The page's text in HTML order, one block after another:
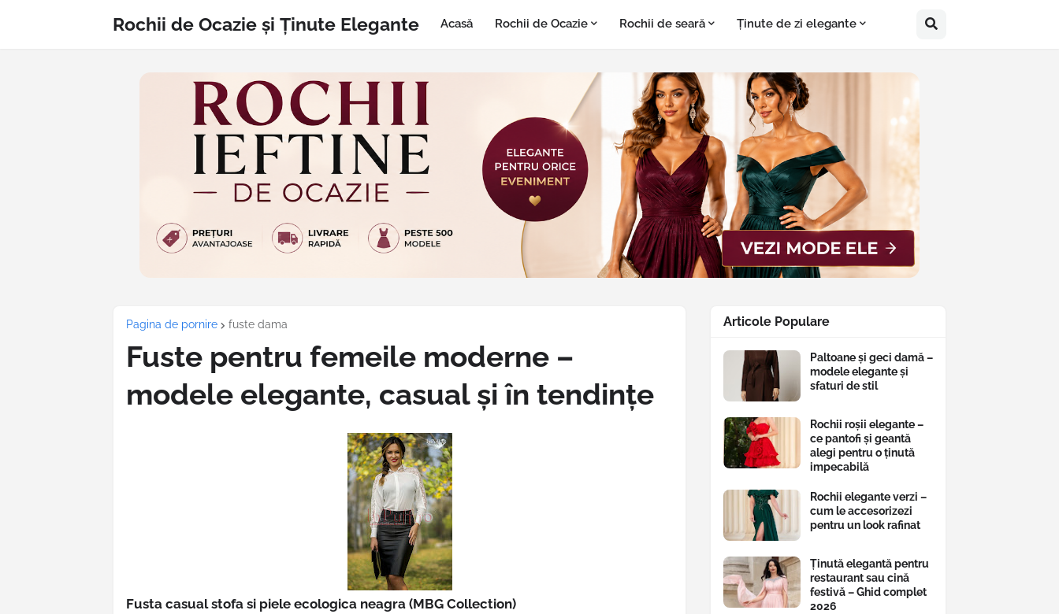
Rochii de Ocazie și Ținute Elegante Acasă Rochii de Ocazie Rochii de seară Ținute de zi elegante
Pagina de pornire fuste dama
Fuste pentru femeile moderne –
modele elegante, casual și în tendințe
Fusta casual stofa si piele ecologica neagra (MBG Collection)
Articole Populare
Paltoane și geci damă –
modele elegante și
sfaturi de stil
Rochii roșii elegante –
ce pantofi și geantă
alegi pentru o ținută
impecabilă
Rochii elegante verzi –
cum le accesorizezi
pentru un look rafinat
Ținută elegantă pentru
restaurant sau cină
festivă – Ghid complet
2026